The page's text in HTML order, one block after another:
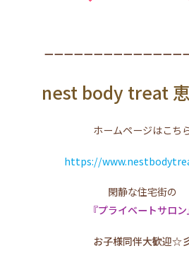
ーーーーーーーーーーーーーー
nest body treat
ホームページはこち
https://
閑静な住宅街の
『プライベートサロン
お子様同伴大歓迎☆